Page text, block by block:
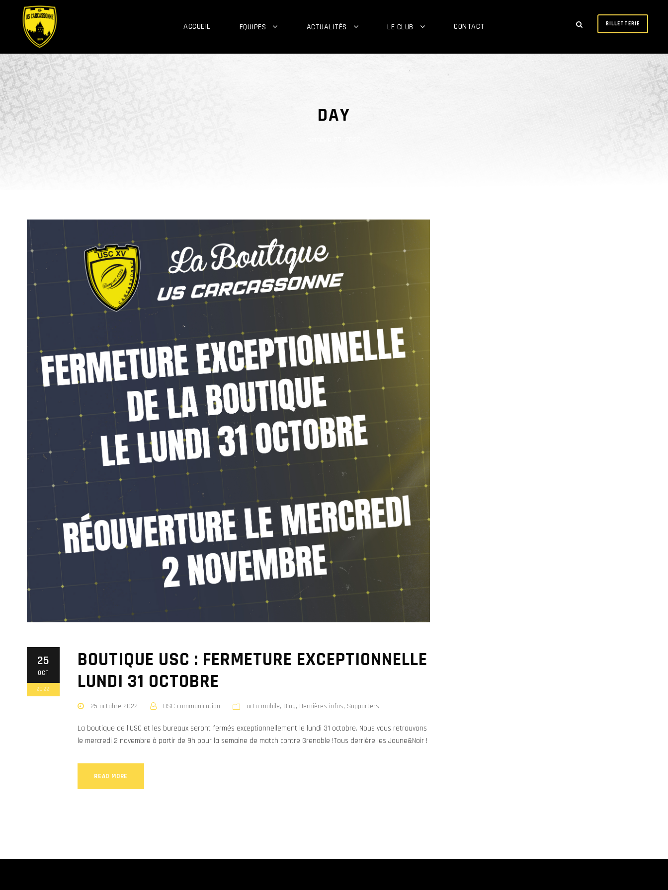
ACCUEIL EQUIPES ACTUALITÉS LE CLUB CONTACT BILLETTERIE
DAY
25
OCT
2022
BOUTIQUE USC : FERMETURE EXCEPTIONNELLE
LUNDI 31 OCTOBRE
25 octobre 2022 USC communication actu-mobile, Blog, Dernières infos, Supporters
La boutique de l’USC et les bureaux seront fermés exceptionnellement le lundi 31 octobre. Nous vous retrouvons
le mercredi 2 novembre à partir de 9h pour la semaine de match contre Grenoble !Tous derrière les Jaune&Noir !
READ MORE